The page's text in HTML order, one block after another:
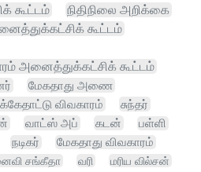
கூட்டம்
நிதிநிலை அறிக்கை
கூட்டம்
அனைத்துக்கட்சிக் கூட்டம்
மேகதாது அணை
விவகாரம்
சுந்தர்
வாட்ஸ் அப் கடன்
பள்ளி
நடிகர்
மேகதாது விவகாரம்
சங்கீதா வரி
மரிய வில்சன்